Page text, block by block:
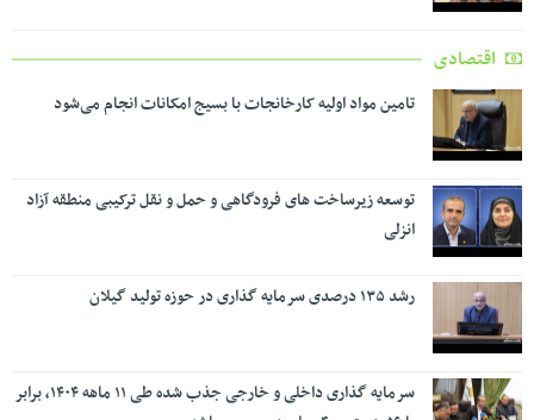
اقتصادی
تامین مواد اولیه کارخانجات با بسیج امکانات انجام می‌شود
توسعه زیرساخت های فرودگاهی و حمل و نقل ترکیبی منطقه آزاد
انزلی
رشد ۱۳۵ درصدی سرمایه گذاری در حوزه تولید گیلان
سرمایه گذاری داخلی و خارجی جذب شده طی ۱۱ ماهه ۱۴۰۴، برابر